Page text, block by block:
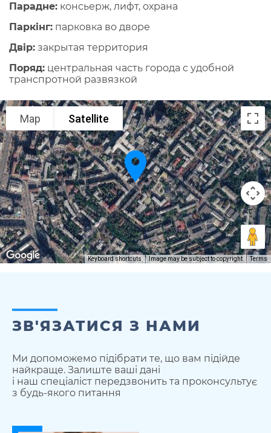
Парадне: консьерж, лифт, охрана
Паркінг: парковка во дворе
Двір: закрытая территория
Поряд: центральная часть города с удобной
транспротной развязкой
Map Satellite
Keyboard shortcuts Image may be subject to copyright Terms
ЗВ'ЯЗАТИСЯ З НАМИ
Ми допоможемо підібрати те, що вам підійде
найкраще. Залиште ваші дані
і наш спеціаліст передзвонить та проконсультує
з будь-якого питання